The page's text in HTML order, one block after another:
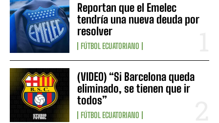
Reportan que el Emelec
tendría una nueva deuda por
resolver
FÚTBOL ECUATORIANO
(VIDEO) “Si Barcelona queda
eliminado, se tienen que ir
todos”
FÚTBOL ECUATORIANO